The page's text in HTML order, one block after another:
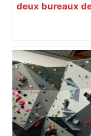
deux bureaux